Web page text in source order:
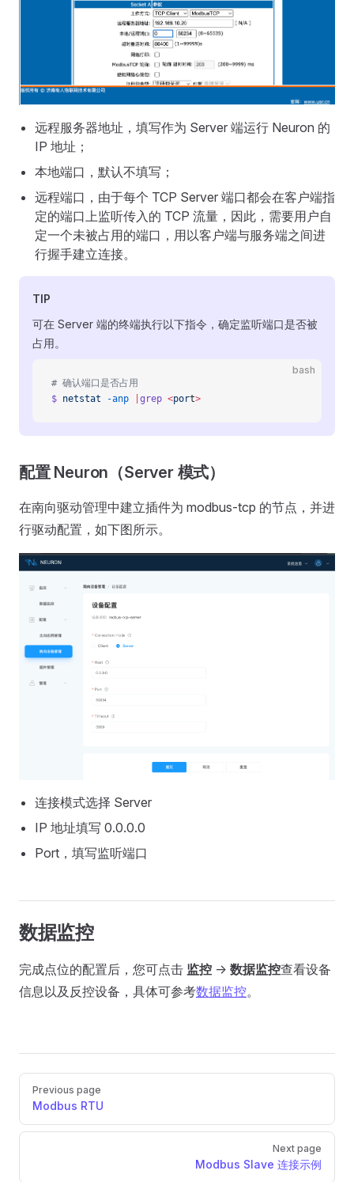
远程服务器地址，填写作为 Server 端运行 Neuron 的
IP 地址；
本地端口，默认不填写；
远程端口，由于每个 TCP Server 端口都会在客户端指
定的端口上监听传入的 TCP 流量，因此，需要用户自
定一个未被占用的端口，用以客户端与服务端之间进
行握手建立连接。
TIP
可在 Server 端的终端执行以下指令，确定监听端口是否被
占用。
bash
# 确认端口是否占用
$ netstat -anp grep <port>
配置 Neuron（Server 模式）
在南向驱动管理中建立插件为 modbus-tcp 的节点，并进
行驱动配置，如下图所示。
连接模式选择 Server
IP 地址填写 0.0.0.0
Port，填写监听端口
数据监控
完成点位的配置后，您可点击 监控 -> 数据监控查看设备
信息以及反控设备，具体可参考数据监控。
Pager
Previous page
Modbus RTU
Next page
Modbus Slave 连接示例